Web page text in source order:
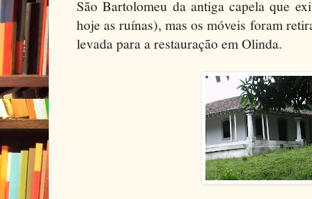
São Bartolomeu da antiga capela que
hoje as ruínas), mas os móveis foram
levada para a restauração em Olinda.